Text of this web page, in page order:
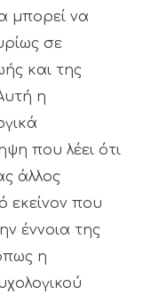
μπορεί να
σε
και της
η
που λέει ότι
άλλος
εκείνον που
έννοια της
η